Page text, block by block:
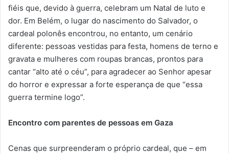
fiéis que, devido à guerra, celebram um Natal de luto e
dor. Em Belém, o lugar do nascimento do Salvador, o
cardeal polonês encontrou, no entanto, um cenário
diferente: pessoas vestidas para festa, homens de terno e
gravata e mulheres com roupas brancas, prontos para
cantar “alto até o céu”, para agradecer ao Senhor apesar
do horror e expressar a forte esperança de que “essa
guerra termine logo”.
Encontro com parentes de pessoas em Gaza
Cenas que surpreenderam o próprio cardeal, que – em